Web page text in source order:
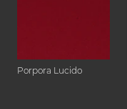
Porpora Lucido